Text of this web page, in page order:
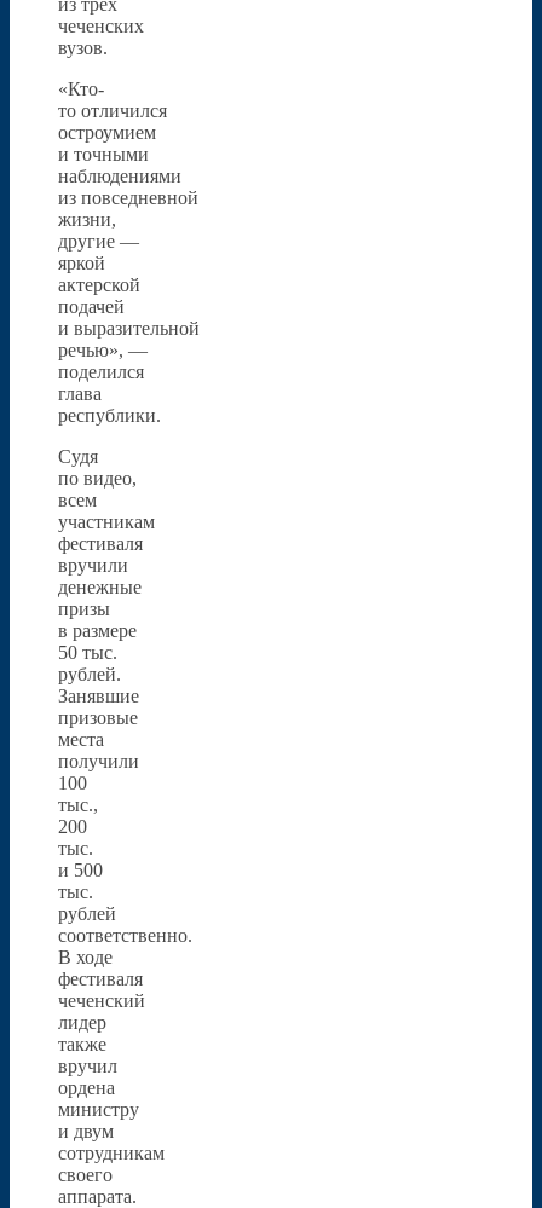
чеченских
вузов.
«Кто-
то отличился
остроумием
и точными
наблюдениями
из повседневной
жизни,
другие —
яркой
актерской
подачей
и выразительной
речью», —
поделился
глава
республики.
Судя
по видео,
всем
участникам
фестиваля
вручили
денежные
призы
в размере
50 тыс.
рублей.
Занявшие
призовые
места
получили
100
тыс.,
200
тыс.
и 500
тыс.
рублей
соответственно.
В ходе
фестиваля
чеченский
лидер
также
вручил
ордена
министру
и двум
сотрудникам
своего
аппарата.